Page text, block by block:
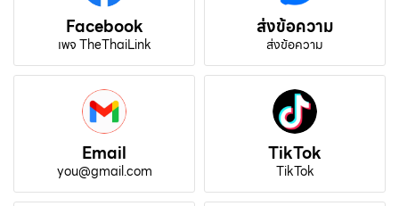
Facebook
เพจ TheThaiLink
ส่งข้อความ
ส่งข้อความ
Email
you@gmail.com
TikTok
TikTok